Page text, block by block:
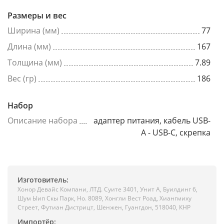
Размеры и вес
Ширина (мм)
77
Длина (мм)
167
Толщина (мм)
7.89
Вес (гр)
186
Набор
Описание набора
адаптер питания, кабель USB-
A - USB-C, скрепка
Изготовитель:
Хонор Девайс Компани, ЛТД. Суите 3401, Унит A, Буилдинг 6,
Шум Ыип Скы Парк, Но. 8089, Хонгли Вест Роад, Xиангмиху
Стреет, Футиан Дистрицт, Шенжен, Гуангдон, 518040, КНР
Импортёр: